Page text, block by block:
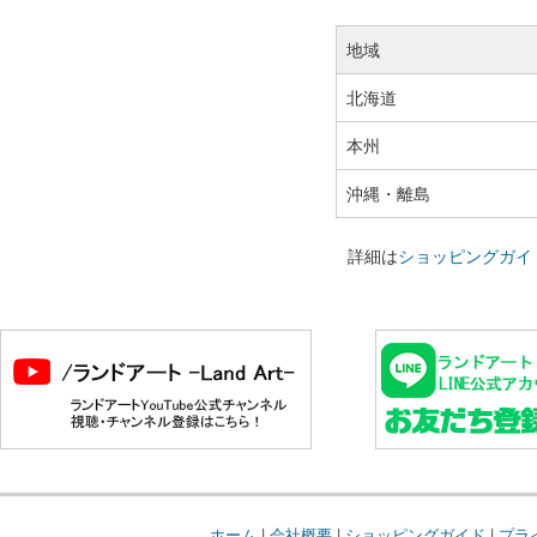
地域
北海道
本州
沖縄・離島
詳細はショッピングガイ